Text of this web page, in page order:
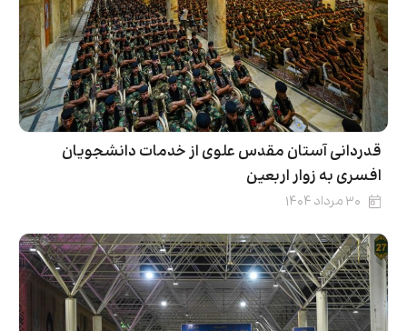
قدردانی آستان مقدس علوی از خدمات دانشجویان
افسری به زوار اربعین
۳۰ مرداد ۱۴۰۴